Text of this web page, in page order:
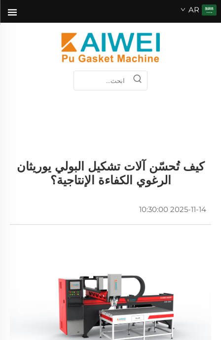
AR
كيف تُحسّن آلات تشكيل البولي يوريثان
الرغوي الكفاءة الإنتاجية؟
2025-11-14 10:30:00